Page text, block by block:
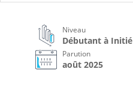
Niveau
Débutant à Initié
Parution
août 2025